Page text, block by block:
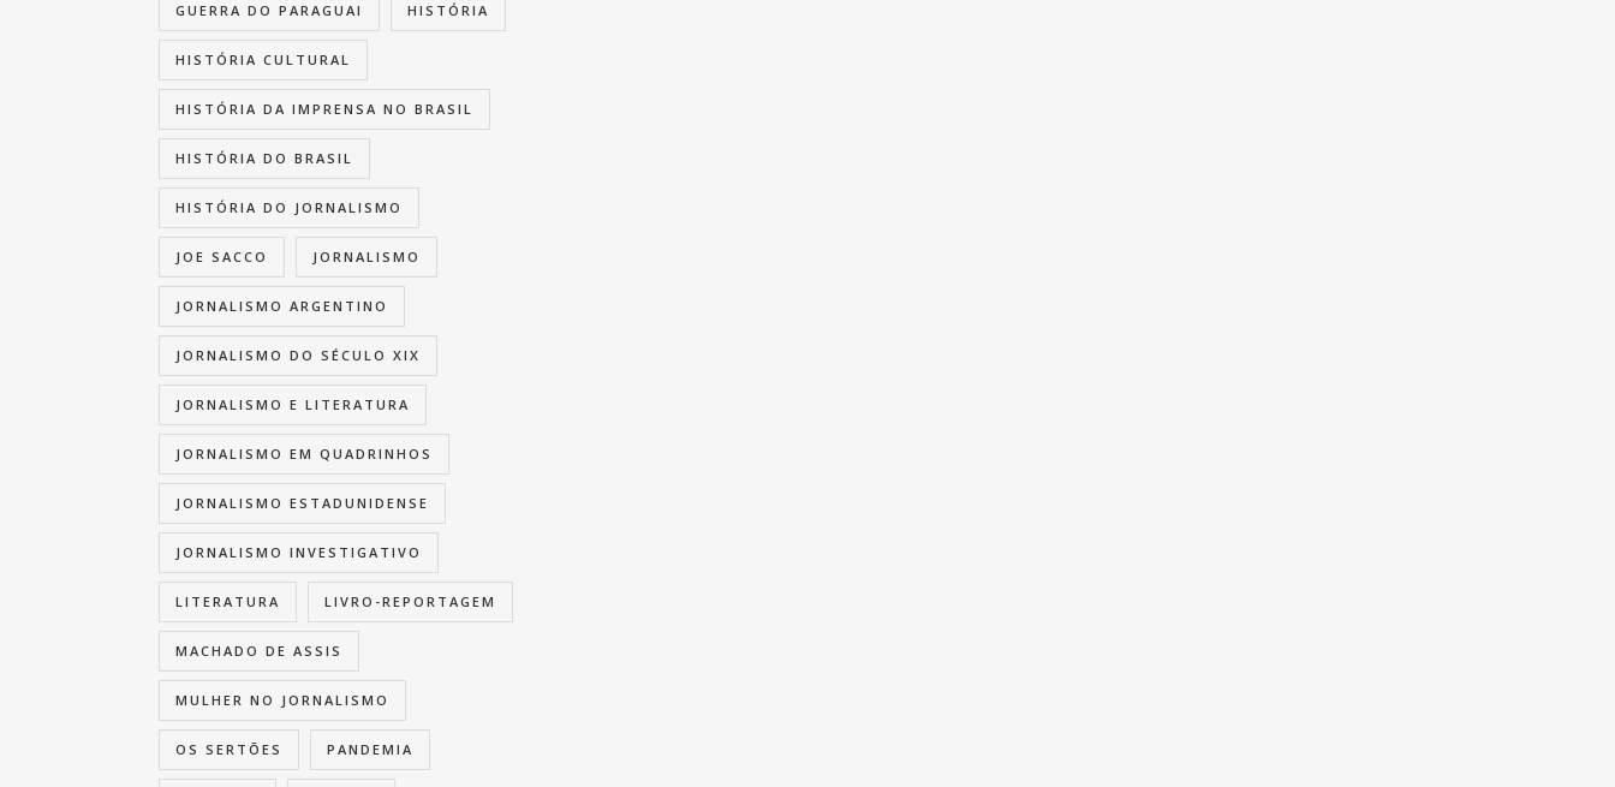
GUERRA DO PARAGUAI HISTÓRIA
HISTÓRIA CULTURAL
HISTÓRIA DA IMPRENSA NO BRASIL
HISTÓRIA DO BRASIL
HISTÓRIA DO JORNALISMO
JOE SACCO JORNALISMO
JORNALISMO ARGENTINO
JORNALISMO DO SÉCULO XIX
JORNALISMO E LITERATURA
JORNALISMO EM QUADRINHOS
JORNALISMO ESTADUNIDENSE
JORNALISMO INVESTIGATIVO
LITERATURA LIVRO-REPORTAGEM
MACHADO DE ASSIS
MULHER NO JORNALISMO
OS SERTÕES PANDEMIA